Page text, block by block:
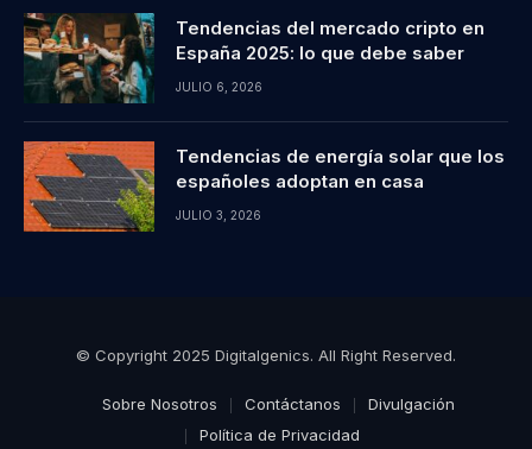
Tendencias del mercado cripto en
España 2025: lo que debe saber
JULIO 6, 2026
Tendencias de energía solar que los
españoles adoptan en casa
JULIO 3, 2026
© Copyright 2025 Digitalgenics. All Right Reserved.
Sobre Nosotros Contáctanos
Divulgación
Política de Privacidad